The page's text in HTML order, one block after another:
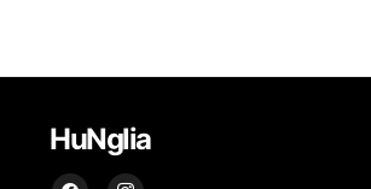
HuNglia